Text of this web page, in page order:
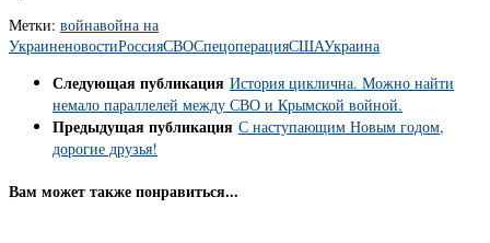
Метки: войнавойна на
УкраиненовостиРоссияСВОСпецоперацияСШАУкраина
Следующая публикация История циклична. Можно найти
немало параллелей между СВО и Крымской войной.
Предыдущая публикация С наступающим Новым годом,
дорогие друзья!
Вам может также понравиться...